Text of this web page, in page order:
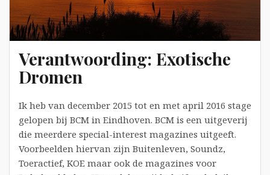
Verantwoording: Exotische
Dromen
Ik heb van december 2015 tot en met april 2016 stage
gelopen bij BCM in Eindhoven. BCM is een uitgeverij
die meerdere special-interest magazines uitgeeft.
Voorbeelden hiervan zijn Buitenleven, Soundz,
Toeractief, KOE maar ook de magazines voor